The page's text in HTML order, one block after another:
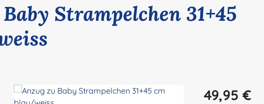
Strampelchen 31+45
Regulärer Preis:
49,95 €